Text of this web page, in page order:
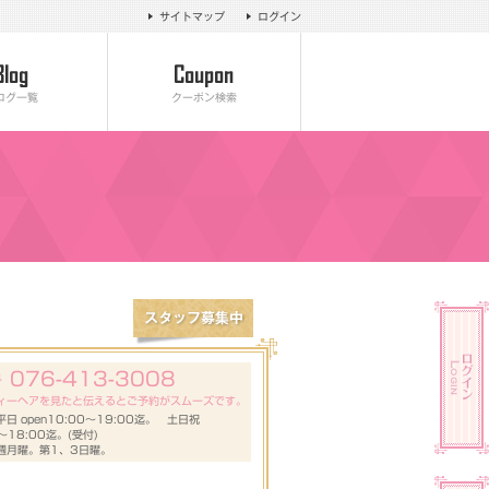
ログイン
サイトマップ
クーポン検索
グ一覧
076-413-3008
ヘアを見たと伝えるとご予約がスムーズです。
日 open10:00～19:00迄。 土日祝
18:00迄。(受付)
曜。第1、3日曜。